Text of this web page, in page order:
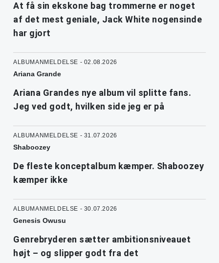
At få sin ekskone bag trommerne er noget
af det mest geniale, Jack White nogensinde
har gjort
ALBUMANMELDELSE - 02.08.2026
Ariana Grande
Ariana Grandes nye album vil splitte fans.
Jeg ved godt, hvilken side jeg er på
ALBUMANMELDELSE - 31.07.2026
Shaboozey
De fleste konceptalbum kæmper. Shaboozey
kæmper ikke
ALBUMANMELDELSE - 30.07.2026
Genesis Owusu
Genrebryderen sætter ambitionsniveauet
højt – og slipper godt fra det